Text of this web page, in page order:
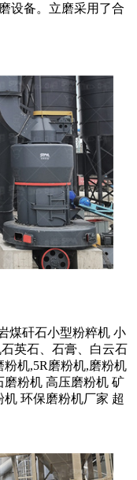
设备。立磨采用了合
煤矸石小型粉粹机 小
英石、石膏、白云石
机,5R磨粉机,磨粉机
粉机 高压磨粉机 矿
环保磨粉机厂家 超